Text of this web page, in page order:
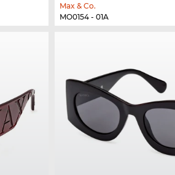
Max & Co.
MO0154 - 01A